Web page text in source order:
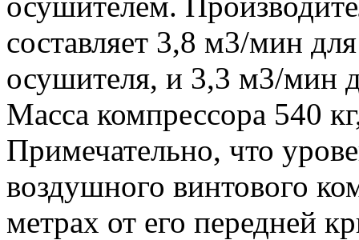
составляет 3,8 м3/мин
осушителя, и 3,3 м3/мин
Масса компрессора 540
Примечательно, что
воздушного винтового
метрах от его передней